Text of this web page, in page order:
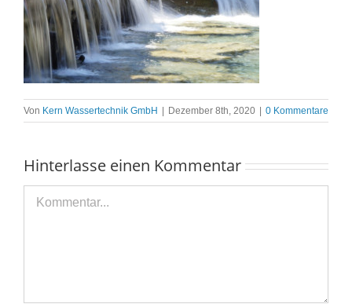
Von Kern Wassertechnik GmbH Dezember 8th, 2020 0 Kommentare
Hinterlasse einen Kommentar